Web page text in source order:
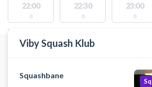
22:00
0
22:30
0
23:00
0
STEDER MED LEDIGE AKTIVITETER
Viby Squash Klub
Squashbane